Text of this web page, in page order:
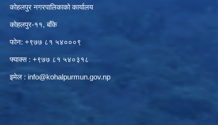
कोहलपुर नगरपालिकाको कार्यालय
कोहलपुर-११, बाँके
फोन: +९७७ ८१ ५४०००९
फ्याक्स : +९७७ ८१ ५४०३१८
इमेल : info@kohalpurmun.gov.np